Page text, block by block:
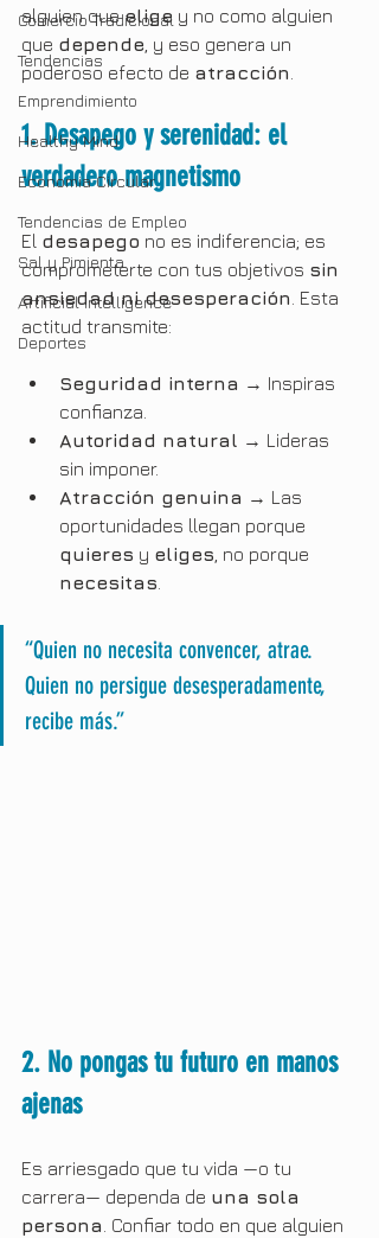
Comercio Tradicional
Tendencias
Emprendimiento
Healthy Mind
Economia Circular
Tendencias de Empleo
Sal y Pimienta
Artificial Intelligence
Deportes
alguien que elige y no como alguien
que depende , y eso genera un
poderoso efecto de atracción
1. Desapego y serenidad: el
verdadero magnetismo
El desapego no es indiferencia; es
comprometerte con tus objetivos sin
ansiedad ni desesperación . Esta
actitud transmite:
Seguridad interna → Inspiras
confianza.
Autoridad natural → Lideras
sin imponer.
Atracción genuina → Las
oportunidades llegan porque
quieres y eliges , no porque
necesitas
“Quien no necesita convencer, atrae.
Quien no persigue desesperadamente,
recibe más.”
2. No pongas tu futuro en manos
ajenas
Es arriesgado que tu vida —o tu
carrera— dependa de una sola
persona . Confiar todo en que alguien